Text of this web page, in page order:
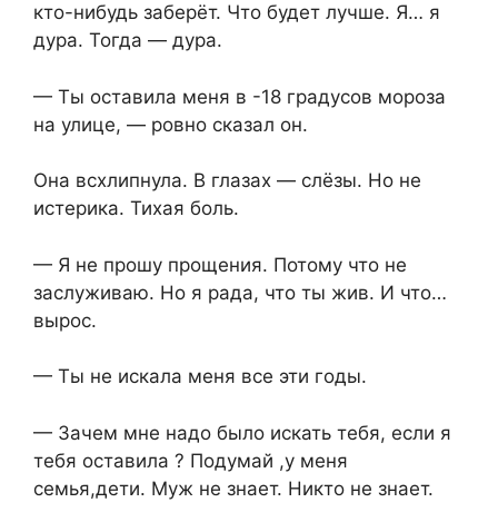
кто-нибудь заберёт. Что будет лучше. Я… я
дура. Тогда — дура.
— Ты оставила меня в -18 градусов мороза
на улице, — ровно сказал он.
Она всхлипнула. В глазах — слёзы. Но не
истерика. Тихая боль.
— Я не прошу прощения. Потому что не
заслуживаю. Но я рада, что ты жив. И что…
вырос.
— Ты не искала меня все эти годы.
— Зачем мне надо было искать тебя, если я
тебя оставила ? Подумай ,у меня
семья,дети. Муж не знает. Никто не знает.